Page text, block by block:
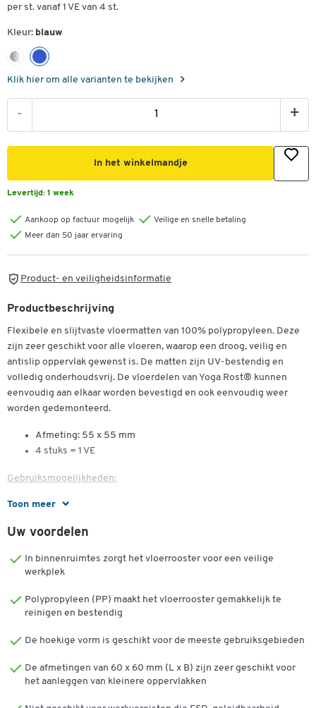
per st. vanaf 1 VE van 4 st.
Kleur: blauw
Klik hier om alle varianten te bekijken
- +
In het winkelmandje
Levertijd: 1 week
Aankoop op factuur mogelijk
Veilige en snelle betaling
Meer dan 50 jaar ervaring
Product- en veiligheidsinformatie
Toon meer
Productbeschrijving
Flexibele en slijtvaste vloermatten van 100% polypropyleen. Deze
zijn zeer geschikt voor alle vloeren, waarop een droog, veilig en
antislip oppervlak gewenst is. De matten zijn UV-bestendig en
volledig onderhoudsvrij. De vloerdelen van Yoga Rost® kunnen
eenvoudig aan elkaar worden bevestigd en ook eenvoudig weer
worden gedemonteerd.
Afmeting: 55 x 55 mm
4 stuks = 1 VE
Gebruiksmogelijkheden:
Garages, hobbyruimtes, terrassen, montagewerkplaatsen, beurzen,
Zowel binnen als buiten te gebruiken
Eersteklas drainage (V10 DIN 51130)
Hoge belastbaarheid tot max. 65.000 kg/m²
Eenvoudig te leggen en te demonteren
Uw voordelen
In binnenruimtes zorgt het vloerrooster voor een veilige
werkplek
Polypropyleen (PP) maakt het vloerrooster gemakkelijk te
reinigen en bestendig
De hoekige vorm is geschikt voor de meeste gebruiksgebieden
De afmetingen van 60 x 60 mm (L x B) zijn zeer geschikt voor
het aanleggen van kleinere oppervlakken